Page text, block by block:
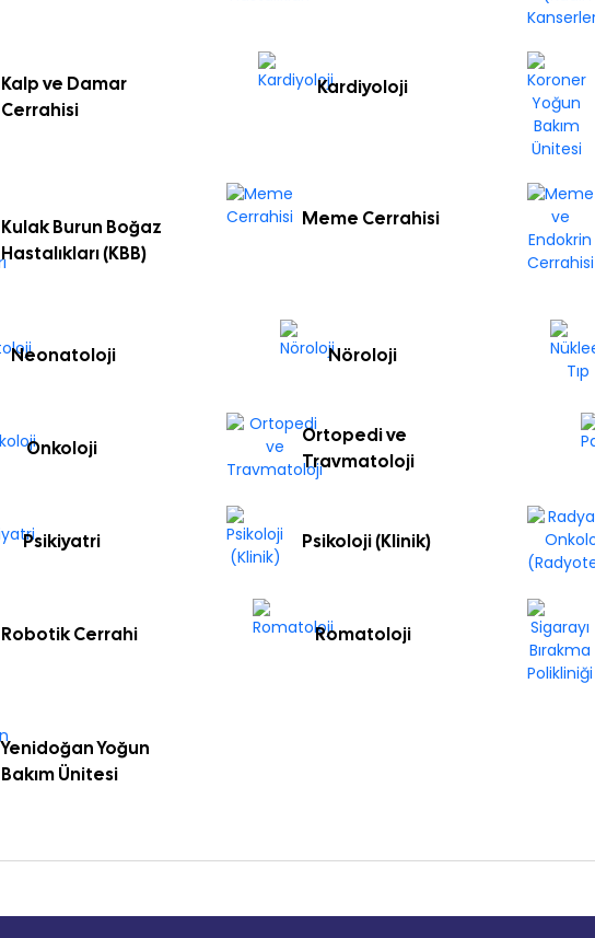
Kalp ve Damar
Cerrahisi
Kardiyoloji
Kulak Burun Boğaz
Hastalıkları (KBB)
Meme Cerrahisi
Neonatoloji Nöroloji
Onkoloji
Ortopedi ve
Travmatoloji
Psikiyatri Psikoloji (Klinik)
Robotik Cerrahi Romatoloji
Yenidoğan Yoğun
Bakım Ünitesi